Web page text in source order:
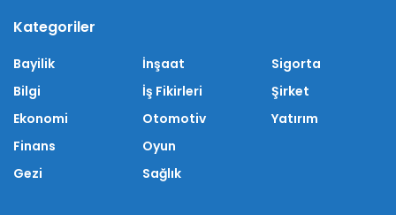
Kategoriler
Bayilik
Bilgi
Ekonomi
Finans
Gezi
İnşaat
İş Fikirleri
Otomotiv
Oyun
Sağlık
Sigorta
Şirket
Yatırım